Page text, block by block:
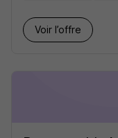
Voir l’offre